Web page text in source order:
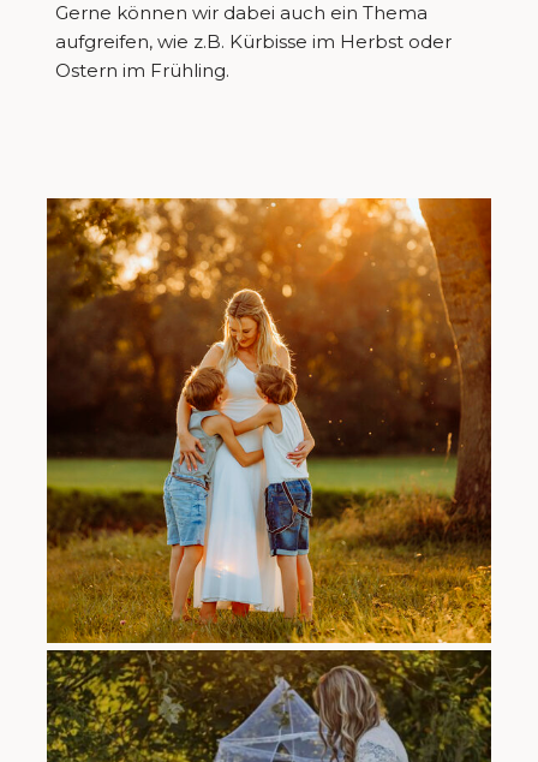
Gerne können wir dabei auch ein Thema
aufgreifen, wie z.B. Kürbisse im Herbst oder
Ostern im Frühling.